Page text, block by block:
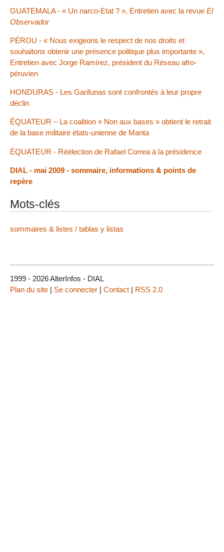
GUATEMALA - « Un narco-Etat ? », Entretien avec la revue El
Observador
PÉROU - « Nous exigeons le respect de nos droits et
souhaitons obtenir une présence politique plus importante »,
Entretien avec Jorge Ramírez, président du Réseau afro-
péruvien
HONDURAS - Les Garifunas sont confrontés à leur propre
déclin
ÉQUATEUR – La coalition « Non aux bases » obtient le retrait
de la base militaire états-unienne de Manta
ÉQUATEUR - Réélection de Rafael Correa à la présidence
DIAL - mai 2009 - sommaire, informations & points de
repère
Mots-clés
sommaires & listes / tablas y listas
1999 - 2026 AlterInfos - DIAL
Plan du site | Se connecter | Contact | RSS 2.0